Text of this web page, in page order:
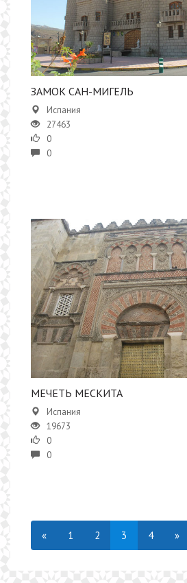
​​ЗАМОК САН-МИГЕЛЬ
Испания
27463
0
0
​​МЕЧЕТЬ МЕСКИТА
Испания
19673
0
0
« 1 2 3 4 »